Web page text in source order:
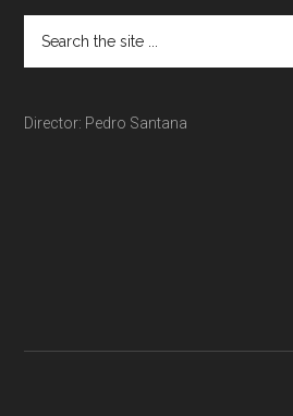
Director: Pedro Santana